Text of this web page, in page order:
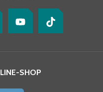
SHOP